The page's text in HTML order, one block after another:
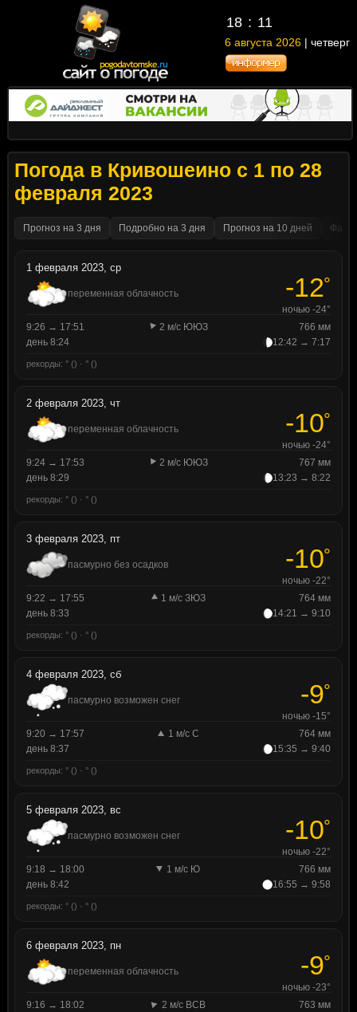
18 11
6 августа 2026 | четверг
Погода в Кривошеино с 1 по 28
февраля 2023
Прогноз на 3 дня Подробно на 3 дня Прогноз на 10 дней
1 февраля 2023, ср
переменная облачность -12°
ночью -24°
9:26 → 17:51
2 м/с ЮЮЗ
766 мм
день 8:24
12:42 → 7:17
рекорды: ° () · ° ()
2 февраля 2023, чт
переменная облачность -10°
ночью -24°
9:24 → 17:53
2 м/с ЮЮЗ
767 мм
день 8:29
13:23 → 8:22
рекорды: ° () · ° ()
3 февраля 2023, пт
пасмурно без осадков -10°
ночью -22°
9:22 → 17:55
1 м/с ЗЮЗ
764 мм
день 8:33
14:21 → 9:10
рекорды: ° () · ° ()
4 февраля 2023, сб
пасмурно возможен снег -9°
ночью -15°
9:20 → 17:57
1 м/с С
764 мм
день 8:37
15:35 → 9:40
рекорды: ° () · ° ()
5 февраля 2023, вс
пасмурно возможен снег -10°
ночью -22°
9:18 → 18:00
1 м/с Ю
766 мм
день 8:42
16:55 → 9:58
рекорды: ° () · ° ()
6 февраля 2023, пн
переменная облачность -9°
ночью -23°
9:16 → 18:02
2 м/с ВСВ
763 мм